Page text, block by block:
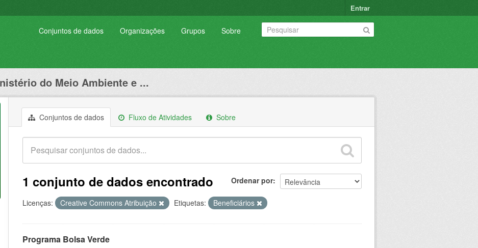
Entrar
Conjuntos de dados Organizações Grupos Sobre
do Meio Ambiente e ...
Conjuntos de dados Fluxo de Atividades Sobre
Ordenar por
1 conjunto de dados encontrado
Licenças: Creative Commons Atribuição Etiquetas: Beneficiários
Programa Bolsa Verde